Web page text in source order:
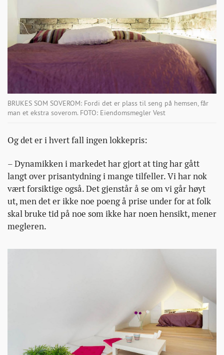
BRUKES SOM SOVEROM: Fordi det er plass til seng på hemsen, får
man et ekstra soverom. FOTO: Eiendomsmegler Vest
Og det er i hvert fall ingen lokkepris:
– Dynamikken i markedet har gjort at ting har gått
langt over prisantydning i mange tilfeller. Vi har nok
vært forsiktige også. Det gjenstår å se om vi går høyt
ut, men det er ikke noe poeng å prise under for at folk
skal bruke tid på noe som ikke har noen hensikt, mener
megleren.